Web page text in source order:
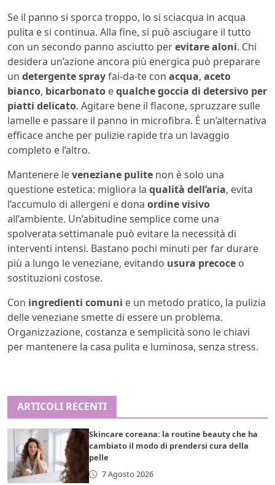
Se il panno si sporca troppo, lo si sciacqua in acqua
pulita e si continua. Alla fine, si può asciugare il tutto
con un secondo panno asciutto perevitare aloni. Chi
desidera un’azione ancora più energica può preparare
un detergente sprayfai-da-te con acqua, aceto
bianco, bicarbonato equalche goccia di detersivo per
piatti delicato. Agitare bene il flacone, spruzzare sulle
lamelle e passare il panno in microfibra. È un’alternativa
efficace anche per pulizie rapide tra un lavaggio
completo e l’altro.
Mantenere leveneziane pulite non è solo una
questione estetica: migliora la qualità dell’aria, evita
l’accumulo di allergeni e dona ordine visivo
all’ambiente. Un’abitudine semplice come una
spolverata settimanale può evitare la necessità di
interventi intensi. Bastano pochi minuti per far durare
più a lungo le veneziane, evitando usura precoce o
sostituzioni costose.
Con ingredienti comuni e un metodo pratico, la pulizia
delle veneziane smette di essere un problema.
Organizzazione, costanza e semplicità sono le chiavi
per mantenere la casa pulita e luminosa, senza stress.
ARTICOLI RECENTI
Skincare coreana: la routine beauty che ha
cambiato il modo di prendersi cura della
pelle
7 Agosto 2026